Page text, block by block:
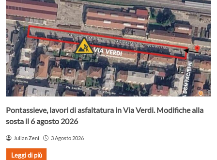
Pontassieve, lavori di asfaltatura in Via Verdi. Modifiche alla
sosta il 6 agosto 2026
Julian Zeni 3 Agosto 2026
Leggi di più